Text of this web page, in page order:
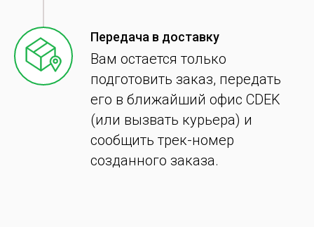
Передача в доставку
Вам остается только
подготовить заказ, передать
его в ближайший офис CDEK
(или вызвать курьера) и
сообщить трек-номер
созданного заказа.